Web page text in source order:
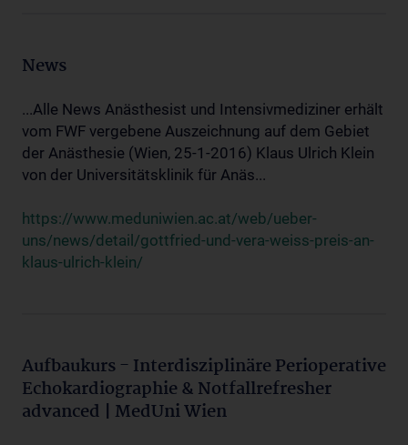
News
...Alle News Anästhesist und Intensivmediziner erhält
vom FWF vergebene Auszeichnung auf dem Gebiet
der Anästhesie (Wien, 25-1-2016) Klaus Ulrich Klein
von der Universitätsklinik für Anäs...
https://www.meduniwien.ac.at/web/ueber-
uns/news/detail/gottfried-und-vera-weiss-preis-an-
klaus-ulrich-klein/
Aufbaukurs - Interdisziplinäre Perioperative
Echokardiographie & Notfallrefresher
advanced | MedUni Wien